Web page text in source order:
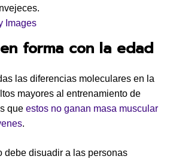
Images
forma con la edad
las diferencias moleculares en la
mayores al entrenamiento de
que estos no ganan masa muscular
.
debe disuadir a las personas